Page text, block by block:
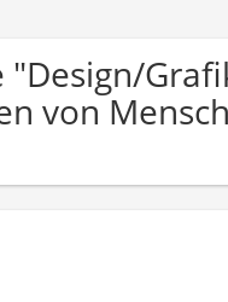
von